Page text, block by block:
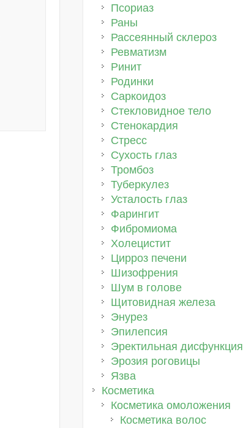
Псориаз
Раны
Рассеянный склероз
Ревматизм
Ринит
Родинки
Саркоидоз
Стекловидное тело
Стенокардия
Стресс
Сухость глаз
Тромбоз
Туберкулез
Усталость глаз
Фарингит
Фибромиома
Холецистит
Цирроз печени
Шизофрения
Шум в голове
Щитовидная железа
Энурез
Эпилепсия
Эректильная дисфункция
Эрозия роговицы
Язва
Косметика
Косметика омоложения
Косметика волос